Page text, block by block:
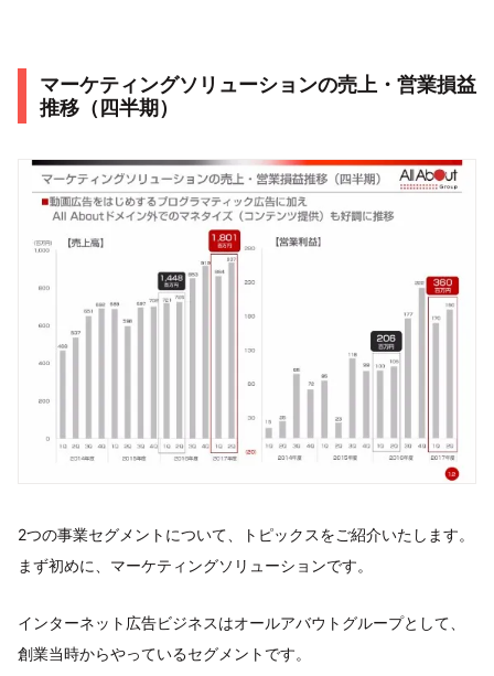
マーケティングソリューションの売上・営業損益
推移（四半期）
2つの事業セグメントについて、トピックスをご紹介いたします。
まず初めに、マーケティングソリューションです。
インターネット広告ビジネスはオールアバウトグループとして、
創業当時からやっているセグメントです。